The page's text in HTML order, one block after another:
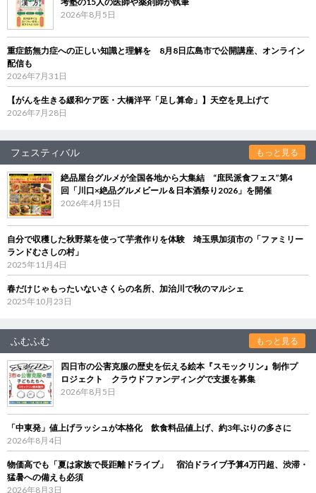
2026年8月5日
重症筋無力症への正しい知識と理解を 8月8日広島市で公開講座、オンライン
配信も
2026年7月31日
【がんを生きる緩和ケア医・大橋洋平「足し算命」】天空を見上げて
2026年7月28日
フェスティバル もっと見る
絶品屋台グルメが全国各地から大集結 “庶民派食フェス”第4
回「川口×絶品グルメビール＆日本酒祭り2026」を開催
2026年4月15日
自分で収穫した秋野菜を使って芋煮作りを体験 埼玉県加須市の「ファミリー
ランドむさしの村」
2025年11月4日
春だけじゃもったいないさくらの名所、加治川で秋のマルシェ
2025年10月23日
ふむふむ もっと見る
四日市の公害克服の歴史を伝える絵本『スモックリン』制作プ
ロジェクト クラウドファンディングで支援を募集
2026年8月5日
「中東発」値上げラッシュが本格化 飲食料品値上げ、約3年ぶりの多さに
2026年8月4日
物価高でも「夏は家族で長距離ドライブ」 宿泊ドライブ予算4万円超、渋滞・
猛暑への備えも必須
2026年8月3日